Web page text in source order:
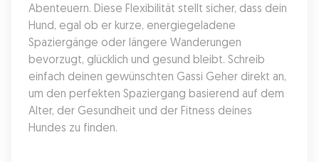
Abenteuern. Diese Flexibilität stellt sicher, dass dein
Hund, egal ob er kurze, energiegeladene
Spaziergänge oder längere Wanderungen
bevorzugt, glücklich und gesund bleibt. Schreib
einfach deinen gewünschten Gassi Geher direkt an,
um den perfekten Spaziergang basierend auf dem
Alter, der Gesundheit und der Fitness deines
Hundes zu finden.